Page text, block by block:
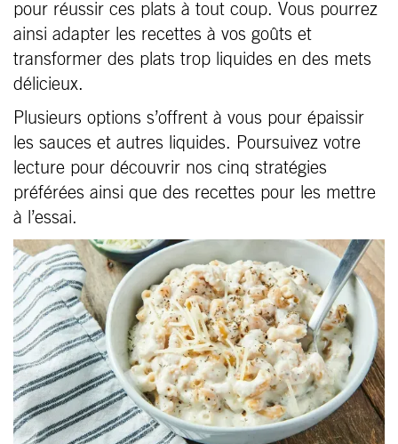
pour réussir ces plats à tout coup. Vous pourrez
ainsi adapter les recettes à vos goûts et
transformer des plats trop liquides en des mets
délicieux.
Plusieurs options s’offrent à vous pour épaissir
les sauces et autres liquides. Poursuivez votre
lecture pour découvrir nos cinq stratégies
préférées ainsi que des recettes pour les mettre
à l’essai.